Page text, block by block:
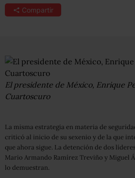
Compartir
El presidente de México, Enrique
Cuartoscuro
La misma estrategia en materia de
criticó al inicio de su sexenio y de la que
que ahora sigue. La detención de dos
Mario Armando Ramírez Treviño y Miguel
lo demuestran.